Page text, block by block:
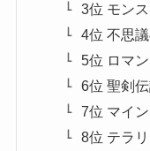
3位 モン
4位 不思
5位 ロマ
6位 聖剣
7位 マイ
8位 テラ